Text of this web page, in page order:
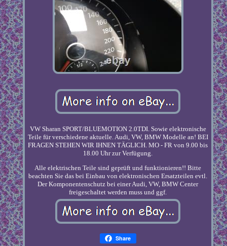
VW Sharan SPORT/BLUEMOTION 2.0TDI. Sowie elektronische
Teile für verschiedene aktuelle. Audi, VW, BMW Modelle an! BEI
FRAGEN STEHEN WIR IHNEN TÄGLICH. MO - FR von 9.00 bis
18.00 Uhr zur Verfügung.
Alle elektrischen Teile sind geprüft und funktionieren!! Bitte
beachten Sie das bei Einbau von elektronischen Ersatzteilen evtl.
Der Komponentenschutz bei einer Audi, VW, BMW Center
freigeschaltet werden muss und ggf.
Share